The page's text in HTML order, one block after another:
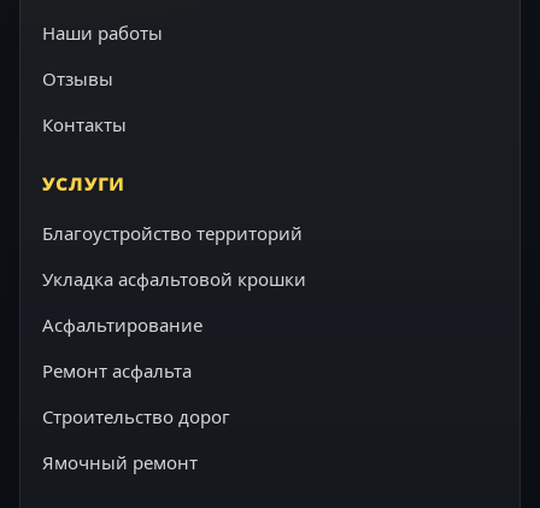
Наши работы
Отзывы
Контакты
УСЛУГИ
Благоустройство территорий
Укладка асфальтовой крошки
Асфальтирование
Ремонт асфальта
Строительство дорог
Ямочный ремонт